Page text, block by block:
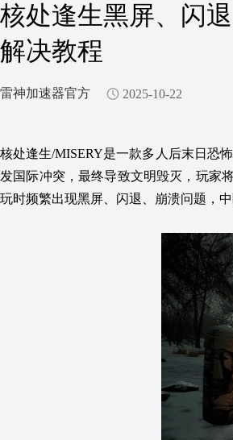
核处逢生黑屏、闪
解决教程
雷神加速器官方 2025-10-22
核处逢生/MISERY是一款多人后末日恐
发国际冲突，最终导致文明毁灭，玩家
玩时频繁出现黑屏、闪退、崩溃问题，